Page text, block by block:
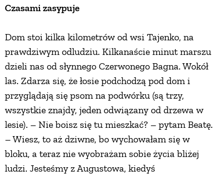
Czasami zasypuje
Dom stoi kilka kilometrów od wsi Tajenko, na
prawdziwym odludziu. Kilkanaście minut marszu
dzieli nas od słynnego Czerwonego Bagna. Wokół
las. Zdarza się, że łosie podchodzą pod dom i
przyglądają się psom na podwórku (są trzy,
wszystkie znajdy, jeden odwiązany od drzewa w
lesie). – Nie boisz się tu mieszkać? – pytam Beatę.
– Wiesz, to aż dziwne, bo wychowałam się w
bloku, a teraz nie wyobrażam sobie życia bliżej
ludzi. Jesteśmy z Augustowa, kiedyś